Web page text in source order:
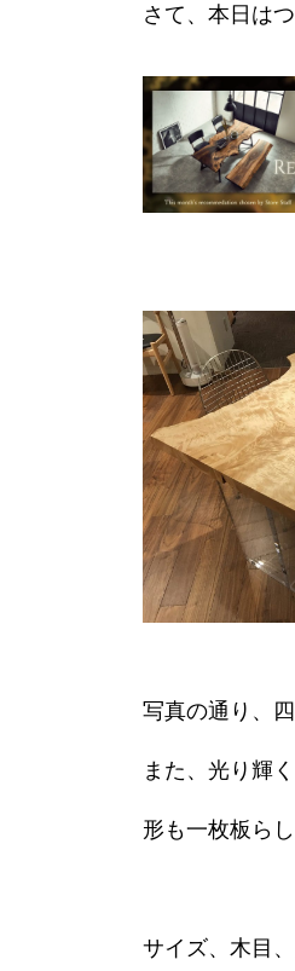
さて、本日は
写真の通り、
また、光り輝
形も一枚板ら
サイズ、木目